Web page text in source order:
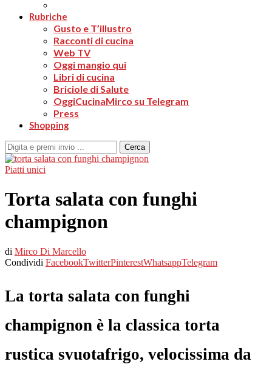
Rubriche
Gusto e T’illustro
Racconti di cucina
Web TV
Oggi mangio qui
Libri di cucina
Briciole di Salute
OggiCucinaMirco su Telegram
Press
Shopping
Cerca
Piatti unici
Torta salata con funghi
champignon
di Mirco Di Marcello
Condividi FacebookTwitterPinterestWhatsappTelegram
La torta salata con funghi
champignon è la classica torta
rustica svuotafrigo, velocissima da